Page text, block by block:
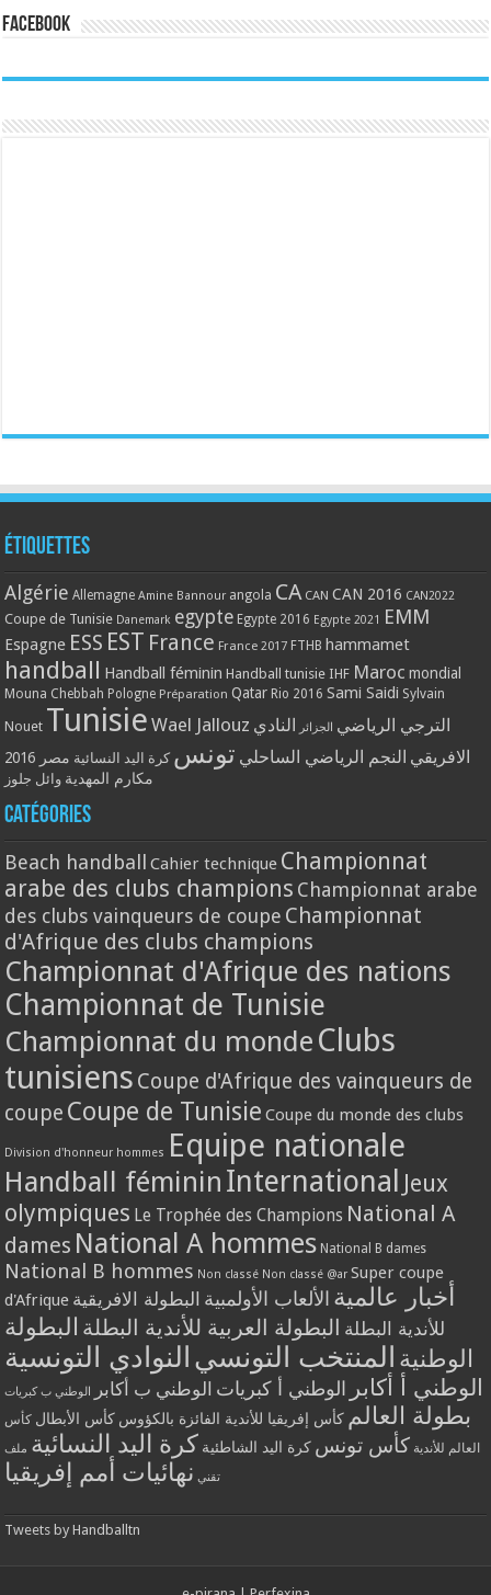
Facebook
Étiquettes
Algérie Allemagne Amine Bannour angola CA CAN CAN 2016 CAN2022
Coupe de Tunisie Danemark egypte Egypte 2016 Egypte 2021 EMM
Espagne ESS EST France France 2017 FTHB hammamet
handball Handball féminin Handball tunisie IHF Maroc mondial
Mouna Chebbah Pologne Préparation Qatar Rio 2016 Sami Saidi Sylvain
Nouet Tunisie Wael Jallouz الترجي الرياضي الجزائر النادي
الافريقي النجم الرياضي الساحلي تونس كرة اليد النسائية مصر 2016
مكارم المهدية وائل جلوز
Catégories
Beach handball Cahier technique Championnat
arabe des clubs champions Championnat arabe
des clubs vainqueurs de coupe Championnat
d'Afrique des clubs champions
Championnat d'Afrique des nations
Championnat de Tunisie
Championnat du monde Clubs
tunisiens Coupe d'Afrique des vainqueurs de
coupe Coupe de Tunisie Coupe du monde des clubs
Division d'honneur hommes Equipe nationale
Handball féminin International Jeux
olympiques Le Trophée des Champions National A
dames National A hommes National B dames
National B hommes Non classé Non classé @ar Super coupe
d'Afrique
أخبار عالمية الألعاب الأولمبية البطولة الافريقية
للأندية البطلة البطولة العربية للأندية البطلة البطولة
الوطنية المنتخب التونسي النوادي التونسية
الوطني أ أكابر الوطني أ كبريات الوطني ب أكابر الوطني ب كبريات
بطولة العالم كأس إفريقيا للأندية الفائزة بالكؤوس كأس الأبطال كأس
العالم للأندية كأس تونس كرة اليد الشاطئية كرة اليد النسائية ملف
تقني نهائيات أمم إفريقيا
Tweets by Handballtn